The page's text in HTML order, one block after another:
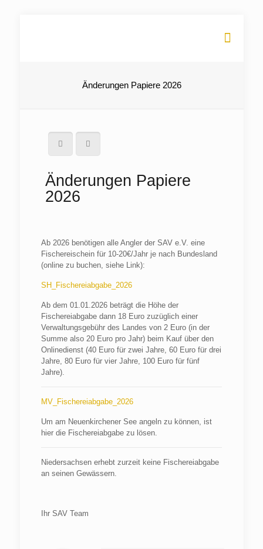
Änderungen Papiere 2026
Änderungen Papiere
2026
Ab 2026 benötigen alle Angler der SAV e.V. eine
Fischereischein für 10-20€/Jahr je nach Bundesland
(online zu buchen, siehe Link):
SH_Fischereiabgabe_2026
Ab dem 01.01.2026 beträgt die Höhe der
Fischereiabgabe dann 18 Euro zuzüglich einer
Verwaltungsgebühr des Landes von 2 Euro (in der
Summe also 20 Euro pro Jahr) beim Kauf über den
Onlinedienst (40 Euro für zwei Jahre, 60 Euro für drei
Jahre, 80 Euro für vier Jahre, 100 Euro für fünf
Jahre).
MV_Fischereiabgabe_2026
Um am Neuenkirchener See angeln zu können, ist
hier die Fischereiabgabe zu lösen.
Niedersachsen erhebt zurzeit keine Fischereiabgabe
an seinen Gewässern.
Ihr SAV Team